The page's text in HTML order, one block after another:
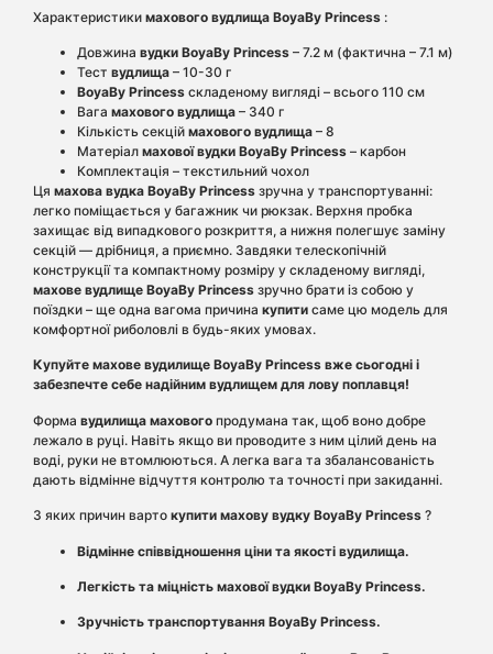
Характеристики махового вудлища BoyaBy Princess :
Довжина вудки BoyaBy Princess – 7.2 м (фактична – 7.1 м)
Тест вудлища – 10-30 г
BoyaBy Princess складеному вигляді – всього 110 см
Вага махового вудлища – 340 г
Кількість секцій махового вудлища – 8
Матеріал махової вудки BoyaBy Princess – карбон
Комплектація – текстильний чохол
Ця махова вудка BoyaBy Princess зручна у транспортуванні:
легко поміщається у багажник чи рюкзак. Верхня пробка
захищає від випадкового розкриття, а нижня полегшує заміну
секцій — дрібниця, а приємно. Завдяки телескопічній
конструкції та компактному розміру у складеному вигляді,
махове вудлище BoyaBy Princess зручно брати із собою у
поїздки – ще одна вагома причина купити саме цю модель для
комфортної риболовлі в будь-яких умовах.
Купуйте махове вудилище BoyaBy Princess вже сьогодні і
забезпечте себе надійним вудлищем для лову поплавця!
Форма вудилища махового продумана так, щоб воно добре
лежало в руці. Навіть якщо ви проводите з ним цілий день на
воді, руки не втомлюються. А легка вага та збалансованість
дають відмінне відчуття контролю та точності при закиданні.
З яких причин варто купити махову вудку BoyaBy Princess ?
Відмінне співвідношення ціни та якості вудилища.
Легкість та міцність махової вудки BoyaBy Princess.
Зручність транспортування BoyaBy Princess.